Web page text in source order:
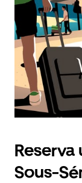
Reserva
Sous-